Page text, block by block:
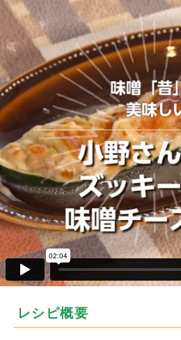
レシピ概要